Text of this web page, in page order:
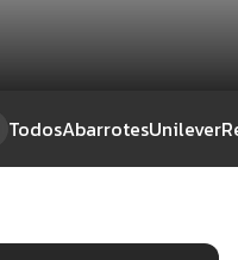
TodosAbarrotesUnilever